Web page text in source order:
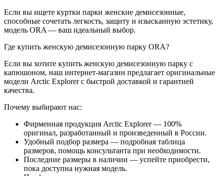
Если вы ищете куртки парки женские демисезонные,
способные сочетать легкость, защиту и изысканную эстетику,
модель ORA — ваш идеальный выбор.
Где купить женскую демисезонную парку ORA?
Если вы хотите купить женскую демисезонную парку с
капюшоном, наш интернет-магазин предлагает оригинальные
модели Arctic Explorer с быстрой доставкой и гарантией
качества.
Почему выбирают нас:
Фирменная продукция Arctic Explorer — 100%
оригинал, разработанный и произведенный в России.
Удобный подбор размера — подробная таблица
размеров, помощь консультанта при необходимости.
Последние размеры в наличии — успейте приобрести,
пока доступна нужная модель.